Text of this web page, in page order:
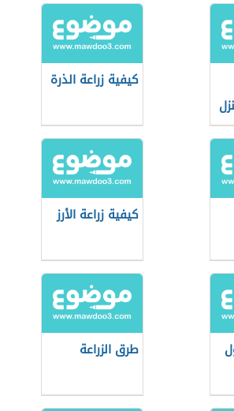
كيفية زراعة الذرة
كيفية زراعة الأرز
طرق الزراعة